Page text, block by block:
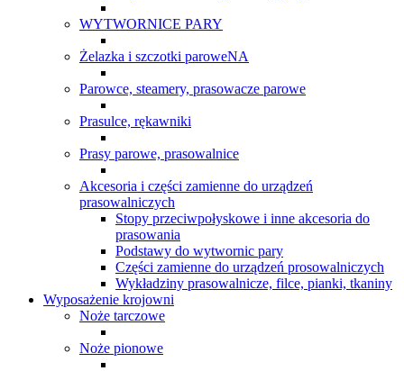
WYTWORNICE PARY
Żelazka i szczotki paroweNA
Parowce, steamery, prasowacze parowe
Prasulce, rękawniki
Prasy parowe, prasowalnice
Akcesoria i części zamienne do urządzeń
prasowalniczych
Stopy przeciwpołyskowe i inne akcesoria do
prasowania
Podstawy do wytwornic pary
Części zamienne do urządzeń prosowalniczych
Wykładziny prasowalnicze, filce, pianki, tkaniny
Wyposażenie krojowni
Noże tarczowe
Noże pionowe